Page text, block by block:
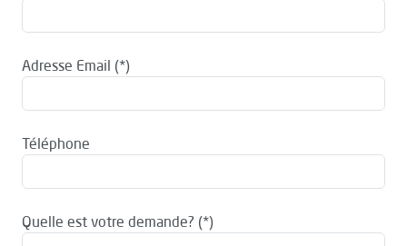
Adresse Email
Téléphone
Quelle est votre demande?